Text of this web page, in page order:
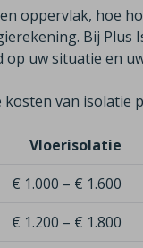
oppervlak, hoe
Bij Plus
op uw situatie en
van isolatie
Vloerisolatie
€ 1.000 – € 1.600
€ 1.200 – € 1.800